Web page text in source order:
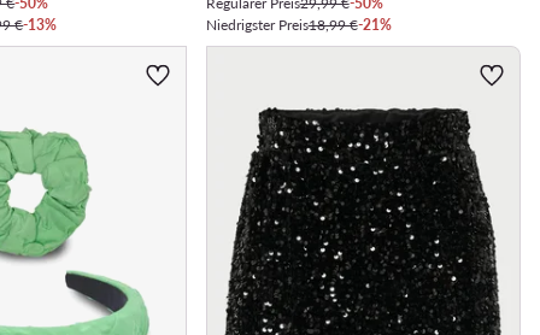
€-13%
Niedrigster Preis18,99 €-21%